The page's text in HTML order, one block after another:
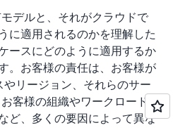
る) の構成に責任を負いま
DynamoDB などの抽象
、AWS はインフラストラ
ーティングシステム、およ
用し、お客様はエンドポイ
タを保存および取得しま
管理 (暗号化オプションを
インフラストラクチャの不
用および修復に責任を負
スト OS およびアプリケ
に責任を負います。
ンフラストラクチャデバイ
が、お客様は独自のゲス
ステム、データベース、
は区分が必要となる可能
び通信の保護またはゾー
デルと、それがクラウドで
に適用されるのかを理解した
ースにどのように適用するか
。お客様の責任は、お客様が
やリージョン、それらのサー
客様の組織やワークロード
ど、多くの要因によって異な